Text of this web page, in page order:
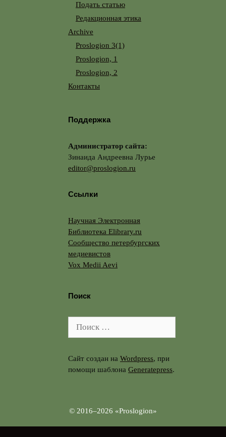
Подать статью
Редакционная этика
Archive
Proslogion 3(1)
Proslogion, 1
Proslogion, 2
Контакты
Поддержка
Администратор сайта:
Зинаида Андреевна Лурье
editor@proslogion.ru
Ссылки
Научная Электронная
Библиотека Elibrary.ru
Сообщество петербургских
медиевистов
Vox Medii Aevi
Поиск
Поиск:
Сайт создан на Wordpress, при
помощи шаблона Generatepress.
© 2016–2026 «Proslogion»